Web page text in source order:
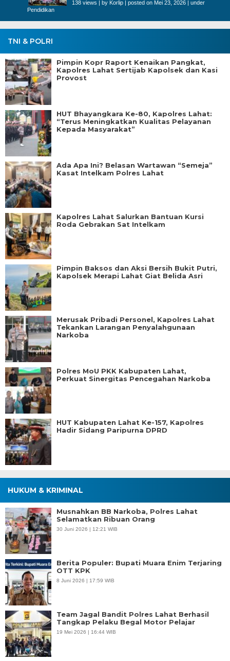
138 views | by Korlip | posted on Mei 23, 2026 | under
Pendidikan
TNI & POLRI
Pimpin Kopr Raport Kenaikan Pangkat,
Kapolres Lahat Sertijab Kapolsek dan Kasi
Provost
HUT Bhayangkara Ke-80, Kapolres Lahat:
“Terus Meningkatkan Kualitas Pelayanan
Kepada Masyarakat”
Ada Apa Ini? Belasan Wartawan “Semeja”
Kasat Intelkam Polres Lahat
Kapolres Lahat Salurkan Bantuan Kursi
Roda Gebrakan Sat Intelkam
Pimpin Baksos dan Aksi Bersih Bukit Putri,
Kapolsek Merapi Lahat Giat Belida Asri
Merusak Pribadi Personel, Kapolres Lahat
Tekankan Larangan Penyalahgunaan
Narkoba
Polres MoU PKK Kabupaten Lahat,
Perkuat Sinergitas Pencegahan Narkoba
HUT Kabupaten Lahat Ke-157, Kapolres
Hadir Sidang Paripurna DPRD
HUKUM & KRIMINAL
Musnahkan BB Narkoba, Polres Lahat
Selamatkan Ribuan Orang
30 Juni 2026 | 12:21 WIB
Berita Populer: Bupati Muara Enim Terjaring
OTT KPK
8 Juni 2026 | 17:59 WIB
Team Jagal Bandit Polres Lahat Berhasil
Tangkap Pelaku Begal Motor Pelajar
19 Mei 2026 | 16:44 WIB